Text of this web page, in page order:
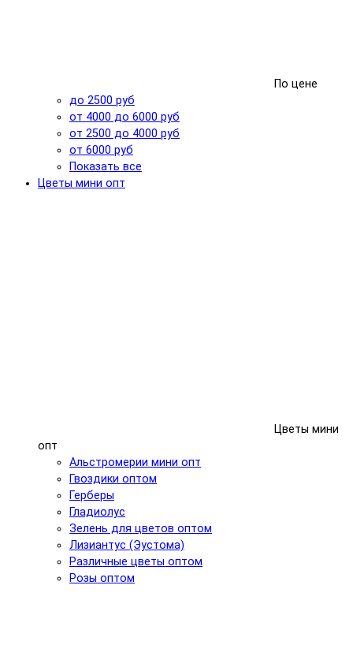
По цене
до 2500 руб
от 4000 до 6000 руб
от 2500 до 4000 руб
от 6000 руб
Показать все
Цветы мини опт
Цветы мини
опт
Альстромерии мини опт
Гвоздики оптом
Герберы
Гладиолус
Зелень для цветов оптом
Лизиантус (Эустома)
Различные цветы оптом
Розы оптом